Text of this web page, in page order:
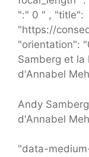
":" 0 " , "title":
"https://
"orientation":
Samberg et la
d'Annabel
Andy
d'Annabel
"data-